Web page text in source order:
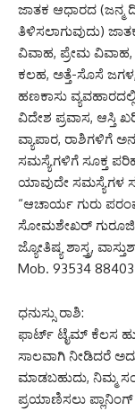
ಜಾತಕ ಆಧಾರದ
ತಿಳಿಸಲಾಗುವುದು)
ವಿವಾಹ, ಪ್ರೇಮ
ಕಲಹ, ಅತ್ತೆ-ಸೊಸೆ
ಹಣಕಾಸು
ವಿದೇಶ ಪ್ರವಾಸ, ಆಸ್ತಿ
ವ್ಯಾಪಾರ, ರಾಶಿಗಳಿಗೆ
ಸಮಸ್ಯೆಗಳಿಗೆ ಸೂಕ್ತ
ಯಾವುದೇ ಸಮಸ್ಯೆಗಳ
“ಆಚಾರ್ಯ ಗುರು
ಸೋಮಶೇಖರ್
ಜ್ಯೋತಿಷ್ಯ ಶಾಸ್ತ್ರ,
Mob. 93534 88403
ಧನುಸ್ಸು ರಾಶಿ:
ಫಾರ್ಟ್ ಟೈಮ್ ಕೆಲಸ
ಸಾಲವಾಗಿ ನೀಡಿದರೆ
ಮಾಡಬಹುದು, ನಿಮ್ಮ
ಪ್ರಯಾಣಿಸಲು ಪ್ಲಾನಿಂಗ್